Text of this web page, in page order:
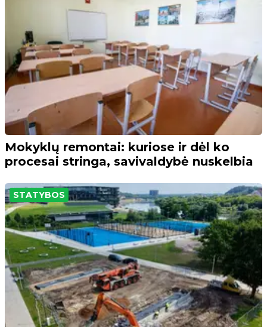
Mokyklų remontai: kuriose ir dėl ko
procesai stringa, savivaldybė nuskelbia
STATYBOS